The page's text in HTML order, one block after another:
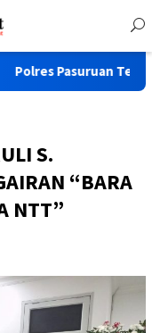
Tegaskan
S.
“BARA
NTT”